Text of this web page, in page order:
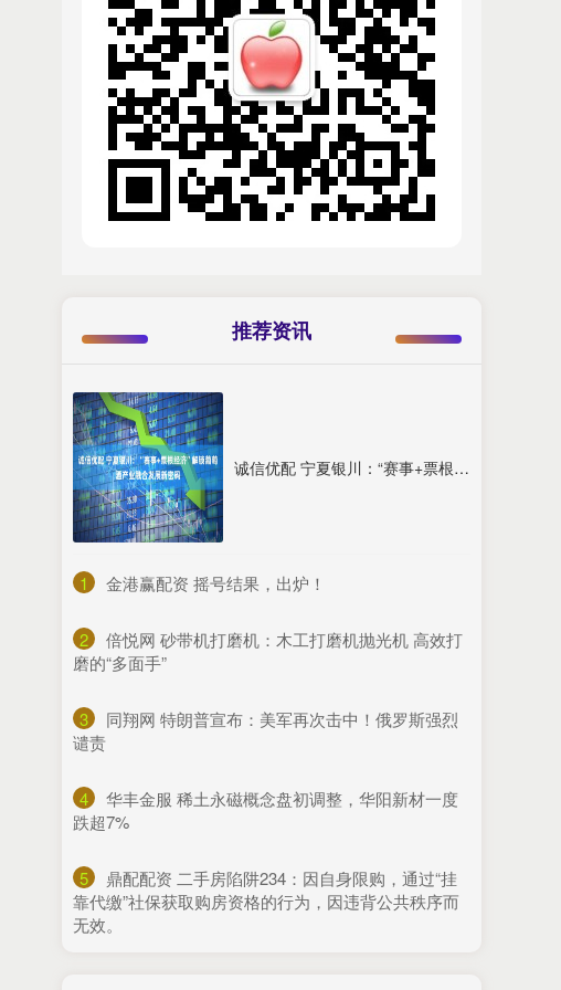
推荐资讯
诚信优配 宁夏银川：“赛事+票根经济”解锁葡萄酒产业融合发展新密码
1 ​金港赢配资 摇号结果，出炉！
2
​倍悦网 砂带机打磨机：木工打磨机抛光机 高效打
磨的“多面手”
3
​同翔网 特朗普宣布：美军再次击中！俄罗斯强烈
谴责
4
​华丰金服 稀土永磁概念盘初调整，华阳新材一度
跌超7%
5
​鼎配配资 二手房陷阱234：因自身限购，通过“挂
靠代缴”社保获取购房资格的行为，因违背公共秩序而
无效。